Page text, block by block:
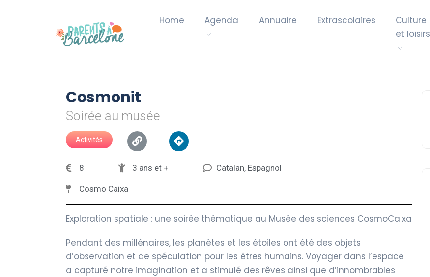
Home Agenda Annuaire Extrascolaires
Culture
et loisirs
Cosmonit
Soirée au musée
Activités
8 3 ans et + Catalan, Espagnol
Cosmo Caixa
Exploration spatiale : une soirée thématique au Musée des sciences CosmoCaixa
Pendant des millénaires, les planètes et les étoiles ont été des objets
d’observation et de spéculation pour les êtres humains. Voyager dans l’espace
a capturé notre imagination et a stimulé des rêves ainsi que d’innombrables